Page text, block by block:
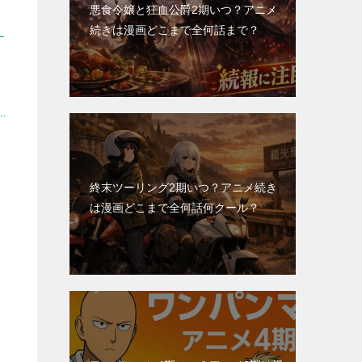
悪食令嬢と狂血公爵2期いつ？アニメ
続きは漫画どこまで全何話まで？
終末ツーリング2期いつ？アニメ続き
は漫画どこまで全何話何クール？